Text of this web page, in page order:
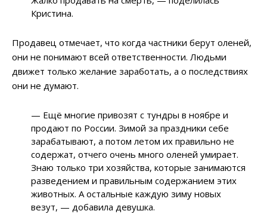
Кристина.
Продавец отмечает, что когда частники берут оленей,
они не понимают всей ответственности. Людьми
движет только желание заработать, а о последствиях
они не думают.
— Ещё многие привозят с тундры в ноябре и
продают по России. Зимой за праздники себе
зарабатывают, а потом летом их правильно не
содержат, отчего очень много оленей умирает.
Знаю только три хозяйства, которые занимаются
разведением и правильным содержанием этих
животных. А остальные каждую зиму новых
везут, — добавила девушка.